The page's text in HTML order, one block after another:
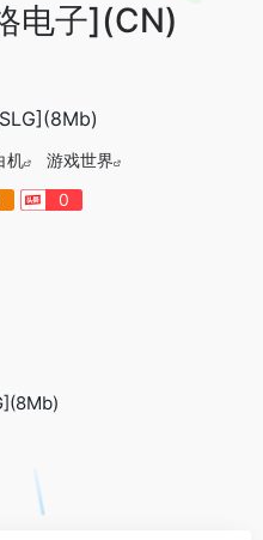
电子](CN)
机
游戏世界
0